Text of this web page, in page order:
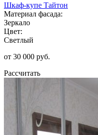
Шкаф-купе Тайтон
Материал фасада:
Зеркало
Цвет:
Светлый
от 30 000 руб.
Рассчитать